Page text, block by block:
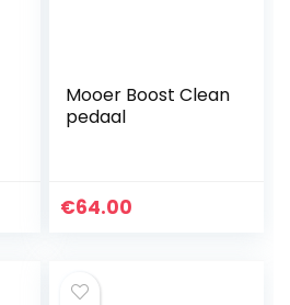
Mooer Boost Clean
pedaal
€64.00